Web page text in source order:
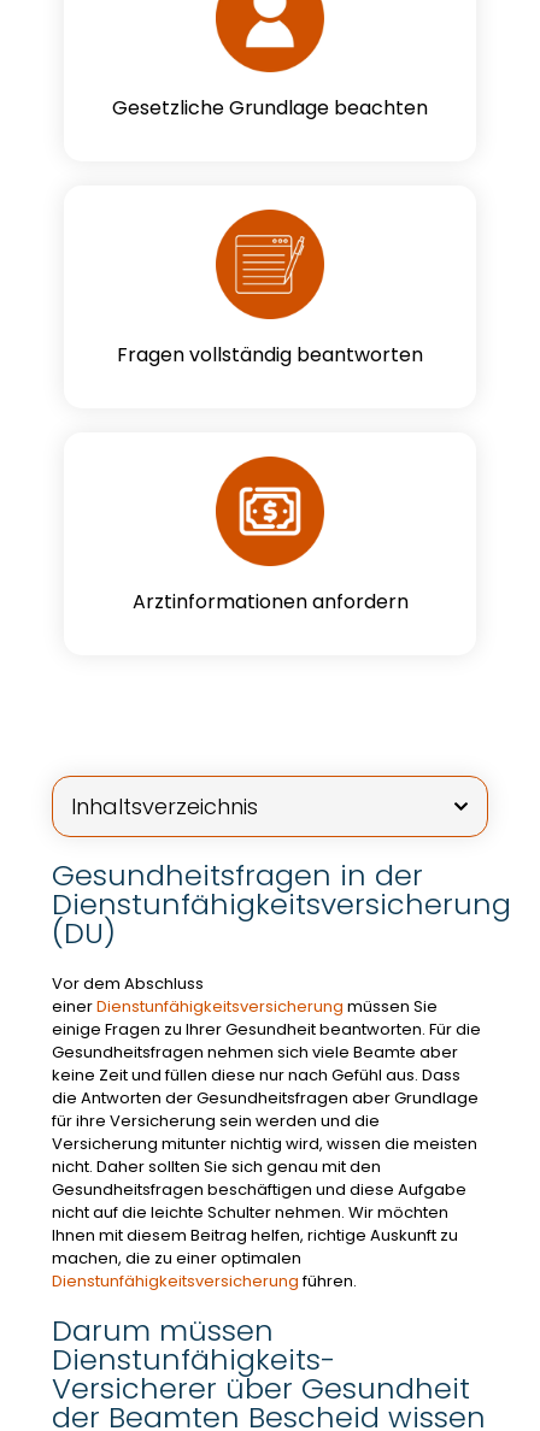
Gesetzliche Grundlage beachten
Fragen vollständig beantworten
Arztinformationen anfordern
Gesundheitsfragen in der
Dienstunfähigkeitsversicherung
(DU)
Vor dem Abschluss
einerDienstunfähigkeitsversicherung müssen Sie
einige Fragen zu Ihrer Gesundheit beantworten. Für die
Gesundheitsfragen nehmen sich viele Beamte aber
keine Zeit und füllen diese nur nach Gefühl aus. Dass
die Antworten der Gesundheitsfragen aber Grundlage
für ihre Versicherung sein werden und die
Versicherung mitunter nichtig wird, wissen die meisten
nicht. Daher sollten Sie sich genau mit den
Gesundheitsfragen beschäftigen und diese Aufgabe
nicht auf die leichte Schulter nehmen. Wir möchten
Ihnen mit diesem Beitrag helfen, richtige Auskunft zu
machen, die zu einer optimalen
Dienstunfähigkeitsversicherungführen.
Darum müssen
Dienstunfähigkeits-
Versicherer über Gesundheit
der Beamten Bescheid wissen
Inhaltsverzeichnis